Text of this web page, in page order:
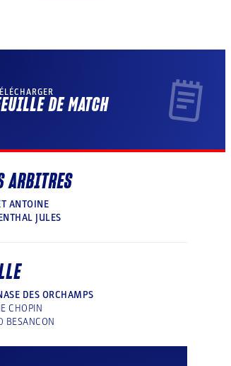
DE MATCH
ARBITRES
ANTOINE
JULES
DES ORCHAMPS
CHOPIN
BESANCON